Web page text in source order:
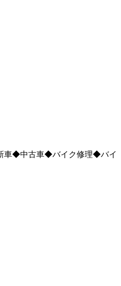
車◆中古車◆バイク修理◆バイ